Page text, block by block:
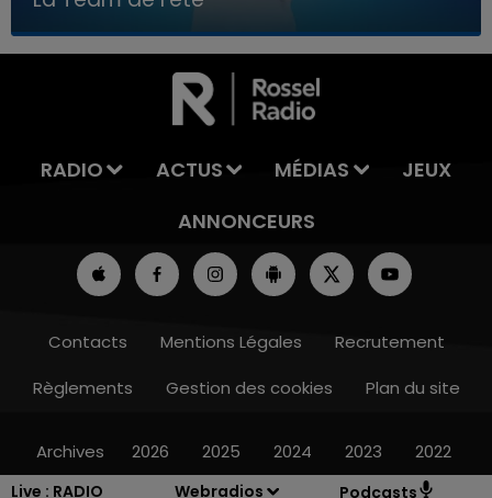
Live : RADIO Webradios Podcasts
LA TEAM DE L'ÉTÉ
RADIO ACTUS MÉDIAS
JEUX
ANNONCEURS
Contacts Mentions Légales
Recrutement
Règlements
Gestion des cookies Plan du site
Archives 2026 2025 2024 2023 2022